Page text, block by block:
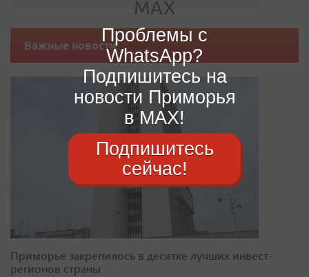
Важные новости
Приморье закрепилось в десятке лучших инвест-
регионов страны
Проблемы с
WhatsApp?
Подпишитесь на
новости Приморья
в MAX!
Подпишитесь
сейчас!